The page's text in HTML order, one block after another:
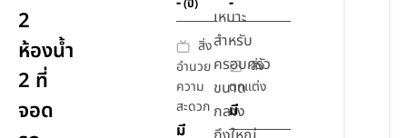
2
ห้องน้ำ
2 ที่
จอด
(ปี)
สิ่ง
อำนวย
ความ
สะดวก
มี
สิ่ง
ตกแต่ง
มี
เหมาะ
สำหรับ
ครอบครัว
ขนาด
กลาง